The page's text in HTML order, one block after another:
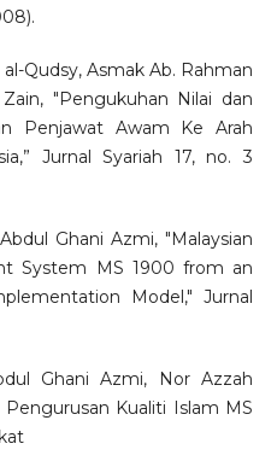
Qudsy, Asmak Ab. Rahman
"Pengukuhan Nilai dan
Penjawat Awam Ke Arah
Jurnal Syariah 17, no. 3
Ghani Azmi, "Malaysian
System MS 1900 from an
Model," Jurnal
Ghani Azmi, Nor Azzah
Pengurusan Kualiti Islam MS